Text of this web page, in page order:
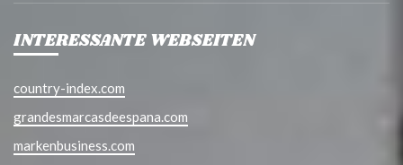
INTERESSANTE WEBSEITEN
country-index.com
grandesmarcasdeespana.com
markenbusiness.com